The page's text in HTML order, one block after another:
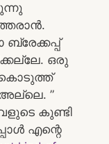
ഒരു
കൊടുത്ത്
”
കുണ്ടി
എന്റെ